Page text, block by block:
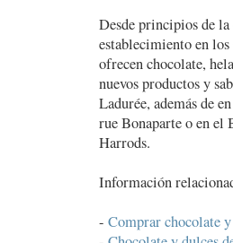
Desde principios de la
establecimiento en los
ofrecen chocolate,
nuevos productos y
Ladurée, además de
rue Bonaparte o en el
Harrods.
Información
- Comprar chocolate